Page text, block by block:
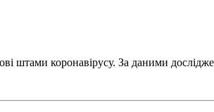
штами коронавірусу. За даними